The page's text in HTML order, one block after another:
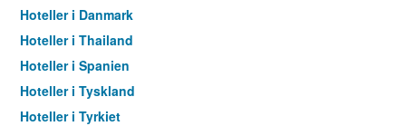
Hoteller i Danmark
Hoteller i Thailand
Hoteller i Spanien
Hoteller i Tyskland
Hoteller i Tyrkiet